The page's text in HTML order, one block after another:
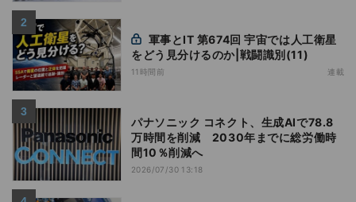
をどう見分けるのか|戦闘識別(11)
11時間前 連載
パナソニック コネクト、生成AIで78.8
万時間を削減 2030年までに総労働時
間10％削減へ
2026/07/30 13:18